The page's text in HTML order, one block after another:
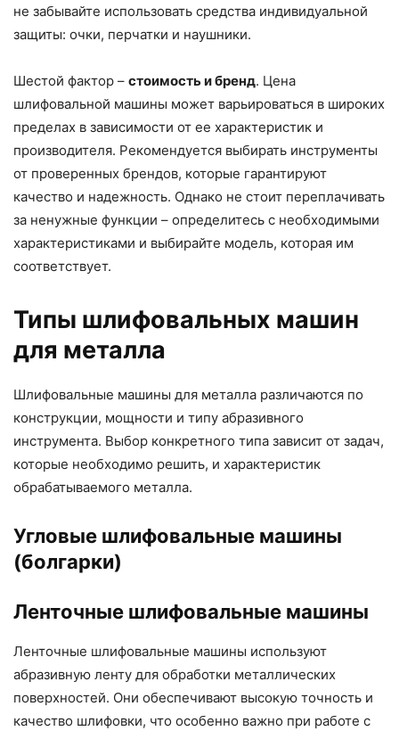
не забывайте использовать средства индивидуальной
защиты: очки, перчатки и наушники.
Шестой фактор – стоимость и бренд. Цена
шлифовальной машины может варьироваться в широких
пределах в зависимости от ее характеристик и
производителя. Рекомендуется выбирать инструменты
от проверенных брендов, которые гарантируют
качество и надежность. Однако не стоит переплачивать
за ненужные функции – определитесь с необходимыми
характеристиками и выбирайте модель, которая им
соответствует.
Типы шлифовальных машин
для металла
Шлифовальные машины для металла различаются по
конструкции, мощности и типу абразивного
инструмента. Выбор конкретного типа зависит от задач,
которые необходимо решить, и характеристик
обрабатываемого металла.
Угловые шлифовальные машины
(болгарки)
Ленточные шлифовальные машины
Ленточные шлифовальные машины используют
абразивную ленту для обработки металлических
поверхностей. Они обеспечивают высокую точность и
качество шлифовки, что особенно важно при работе с